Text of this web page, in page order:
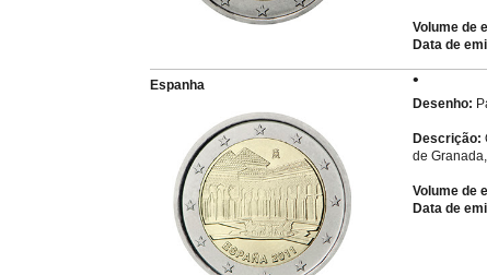
Volume de
Data de
Espanha
Desenho:
Descrição:
de
Volume de
Data de